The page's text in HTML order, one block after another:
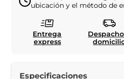
ubicación y el método de
Entrega
express
Especificaciones